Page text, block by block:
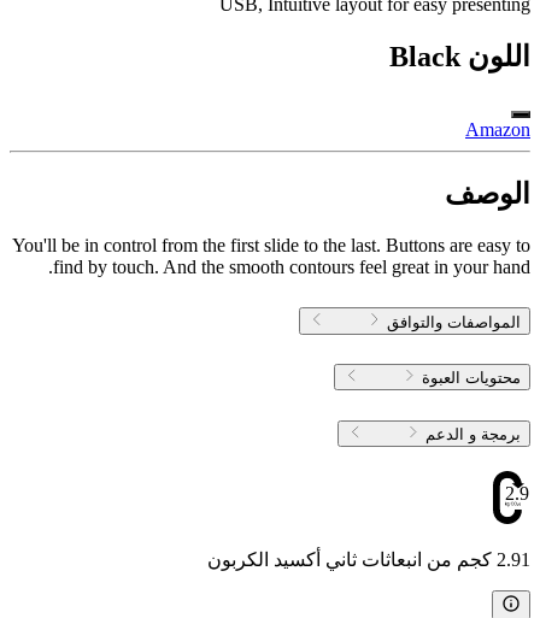
USB, Intuitive layout for easy presenting
اللون Black
Amazon
الوصف
You'll be in control from the first slide to the last. Buttons are easy to
find by touch. And the smooth contours feel great in your hand.
المواصفات والتوافق
محتويات العبوة
برمجة و الدعم
2.91
2.91 كجم من انبعاثات ثاني أكسيد الكربون